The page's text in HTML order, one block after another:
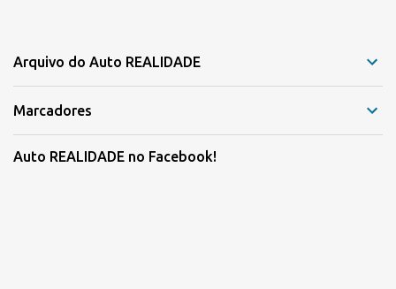
Arquivo do Auto REALIDADE
Marcadores
Auto REALIDADE no Facebook!